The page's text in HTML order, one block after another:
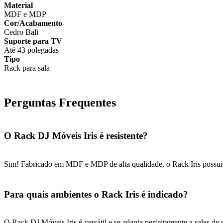
Material
MDF e MDP
Cor/Acabamento
Cedro Bali
Suporte para TV
Até 43 polegadas
Tipo
Rack para sala
Perguntas Frequentes
O Rack DJ Móveis Iris é resistente?
Sim! Fabricado em MDF e MDP de alta qualidade, o Rack Iris
Para quais ambientes o Rack Iris é indicado?